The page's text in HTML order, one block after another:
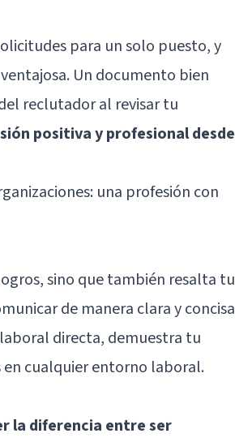
para un solo puesto, y
Un documento bien
reclutador al revisar tu
positiva y profesional desde
una profesión con
sino que también resalta tu
de manera clara y concisa
directa, demuestra tu
cualquier entorno laboral.
la diferencia entre ser